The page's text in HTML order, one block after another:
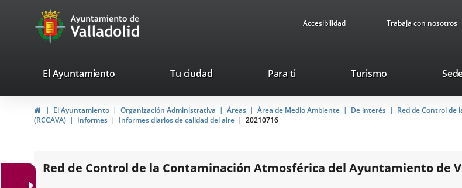
Portal
Web
Ayuntamiento
de
Valladolid
Accesibilidad Trabaja con nosotros
valladolid.es
El Ayuntamiento Tu ciudad Para ti TurismoEste
se
abrirá
nueva.
InicioEl Ayuntamiento Organización Administrativa Áreas Área de Medio Ambiente De interés
Red de Control de
(RCCAVA)
Informes Informes diarios de calidad del aire 20210716
Red de Control de la Contaminación Atmosférica del Ayuntamiento de